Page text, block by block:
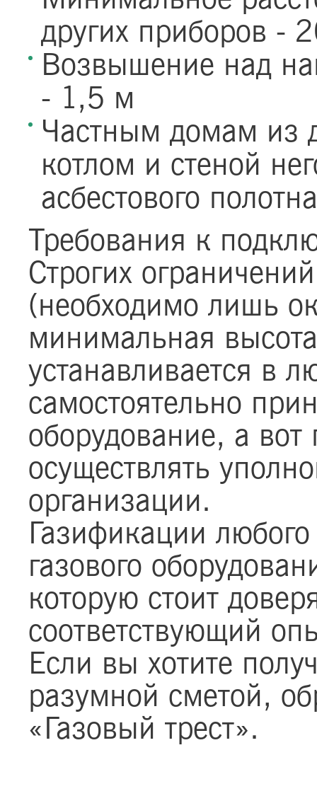
других приборов -
Возвышение над
- 1,5 м
Частным домам из
котлом и стеной
асбестового
Требования к
Строгих
(необходимо лишь
минимальная
устанавливается в
самостоятельно
оборудование, а
осуществлять
организации.
Газификации
газового
которую стоит
соответствующий
Если вы хотите
разумной сметой,
«Газовый трест».